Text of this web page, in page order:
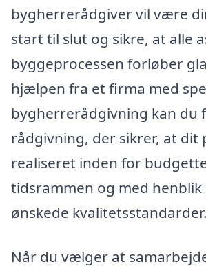
bygherrerådgiver vil være
start til slut og sikre, at alle
byggeprocessen forløber
hjælpen fra et firma med
bygherrerådgivning kan du
rådgivning, der sikrer, at dit
realiseret inden for
tidsrammen og med henblik
ønskede kvalitetsstandarder.
Når du vælger at